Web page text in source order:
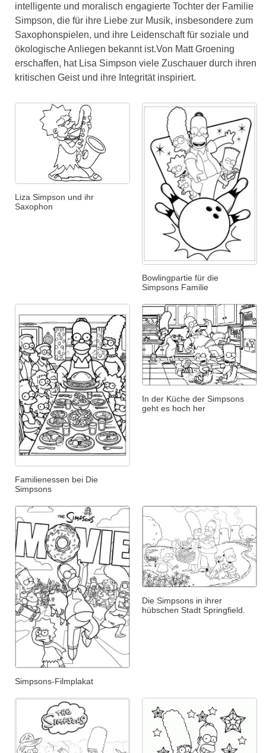
intelligente und moralisch engagierte Tochter der Familie
Simpson, die für ihre Liebe zur Musik, insbesondere zum
Saxophonspielen, und ihre Leidenschaft für soziale und
ökologische Anliegen bekannt ist.Von Matt Groening
erschaffen, hat Lisa Simpson viele Zuschauer durch ihren
kritischen Geist und ihre Integrität inspiriert.
Liza Simpson und ihr
Saxophon
Bowlingpartie für die
Simpsons Familie
Familienessen bei Die
Simpsons
In der Küche der Simpsons
geht es hoch her
Simpsons-Filmplakat
Die Simpsons in ihrer
hübschen Stadt Springfield.